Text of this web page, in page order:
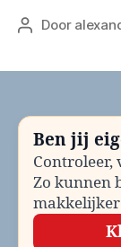
Berichtauteur
Door
Ben jij
Controleer,
Zo kunnen